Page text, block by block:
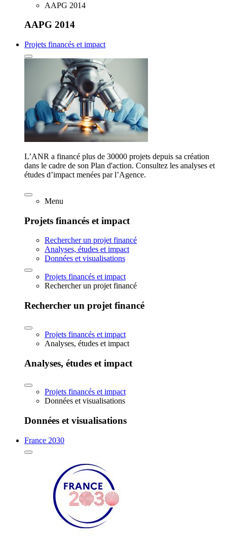
AAPG 2014
AAPG 2014
Projets financés et impact
L’ANR a financé plus de 30000 projets depuis sa création
dans le cadre de son Plan d'action. Consultez les analyses et
études d’impact menées par l’Agence.
Menu
Projets financés et impact
Rechercher un projet financé
Analyses, études et impact
Données et visualisations
Projets financés et impact
Rechercher un projet financé
Rechercher un projet financé
Projets financés et impact
Analyses, études et impact
Analyses, études et impact
Projets financés et impact
Données et visualisations
Données et visualisations
France 2030